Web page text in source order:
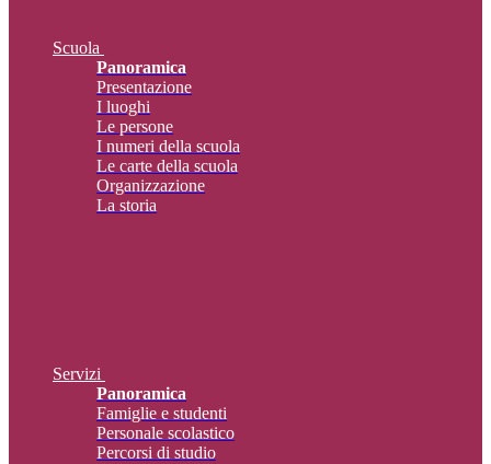
Scuola
Panoramica
Presentazione
I luoghi
Le persone
I numeri della scuola
Le carte della scuola
Organizzazione
La storia
Servizi
Panoramica
Famiglie e studenti
Personale scolastico
Percorsi di studio